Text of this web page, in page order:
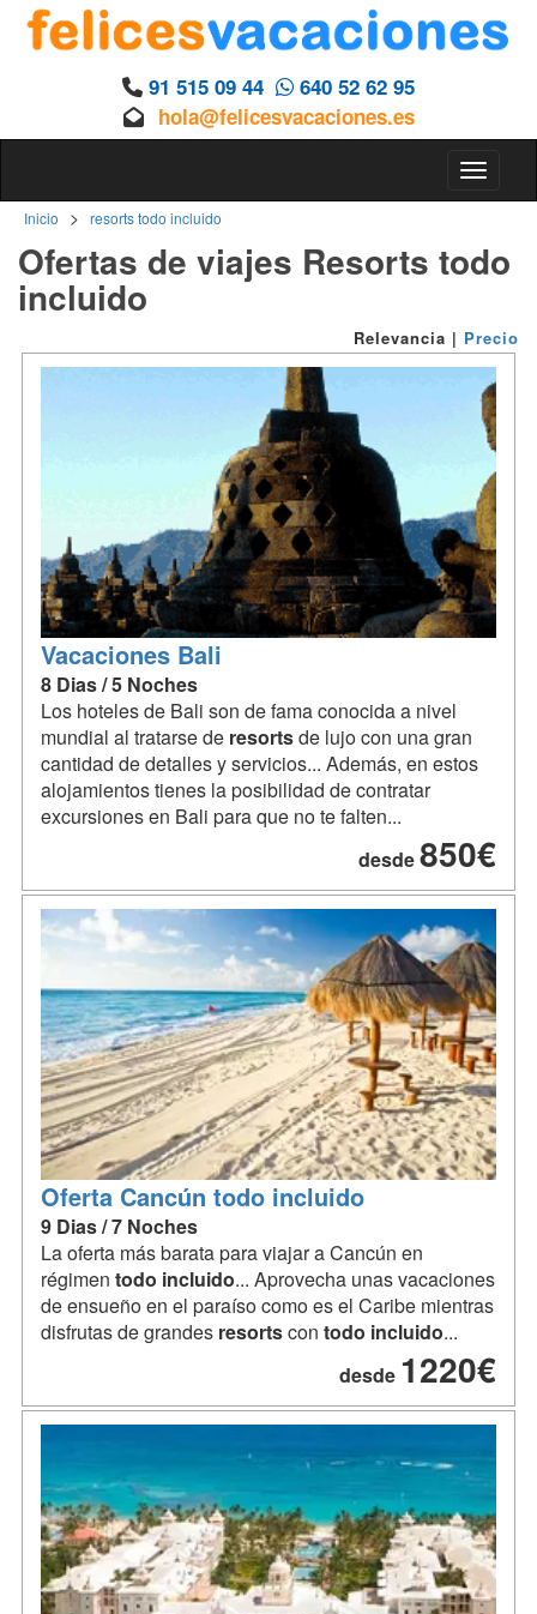
91 515 09 44
640 52 62 95
hola@felicesvacaciones.es
Toggle
Inicio > resorts todo incluido
Ofertas de viajes Resorts todo
incluido
Relevancia | Precio
Vacaciones Bali
8 Dias / 5 Noches
Los hoteles de Bali son de fama conocida a nivel
mundial al tratarse de resortsde lujo con una gran
cantidad de detalles y servicios... Además, en estos
alojamientos tienes la posibilidad de contratar
excursiones en Bali para que no te falten...
desde850€
Oferta Cancún todo incluido
9 Dias / 7 Noches
La oferta más barata para viajar a Cancún en
régimen todo incluido... Aprovecha unas vacaciones
de ensueño en el paraíso como es el Caribe mientras
disfrutas de grandes resortscon todo incluido...
desde 1220€